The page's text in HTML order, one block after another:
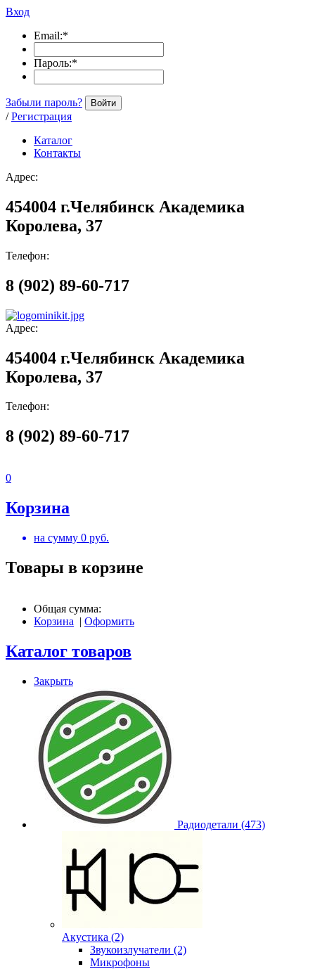
Вход
Email:*
Пароль:*
Забыли пароль? Войти
/ Регистрация
Каталог
Контакты
Адрес:
454004 г.Челябинск Академика
Королева, 37
Телефон:
8 (902) 89-60-717
Адрес:
454004 г.Челябинск Академика
Королева, 37
Телефон:
8 (902) 89-60-717
0
Корзина
на сумму 0 руб.
Товары в корзине
Общая сумма:
Корзина | Оформить
Каталог товаров
Закрыть
Радиодетали (473)
Акустика (2)
Звукоизлучатели (2)
Микрофоны